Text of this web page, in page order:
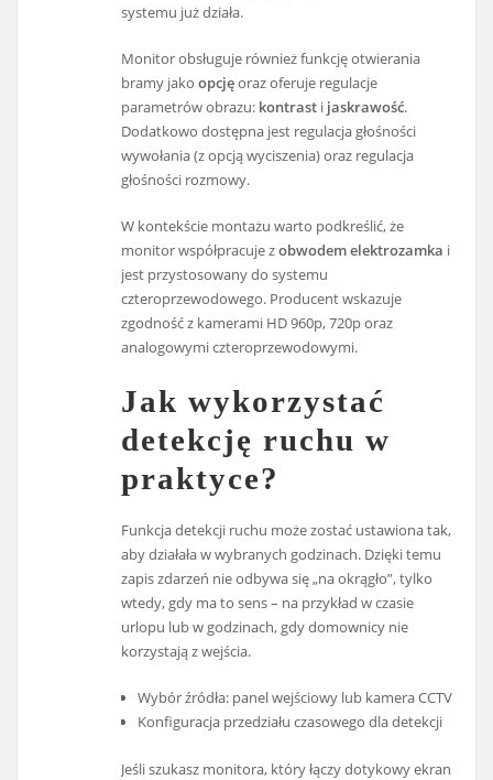
systemu już działa.
Monitor obsługuje również funkcję otwierania
bramy jakoopcjęoraz oferuje regulacje
parametrów obrazu: kontrast i jaskrawość.
Dodatkowo dostępna jest regulacja głośności
wywołania (z opcją wyciszenia) oraz regulacja
głośności rozmowy.
W kontekście montażu warto podkreślić, że
monitor współpracuje zobwodem elektrozamka i
jest przystosowany do systemu
czteroprzewodowego. Producent wskazuje
zgodność z kamerami HD 960p, 720p oraz
analogowymi czteroprzewodowymi.
Jak wykorzystać
detekcję ruchu w
praktyce?
Funkcja detekcji ruchu może zostać ustawiona tak,
aby działała w wybranych godzinach. Dzięki temu
zapis zdarzeń nie odbywa się „na okrągło”, tylko
wtedy, gdy ma to sens – na przykład w czasie
urlopu lub w godzinach, gdy domownicy nie
korzystają z wejścia.
Wybór źródła: panel wejściowy lub kamera CCTV
Konfiguracja przedziału czasowego dla detekcji
Jeśli szukasz monitora, który łączy dotykowy ekran